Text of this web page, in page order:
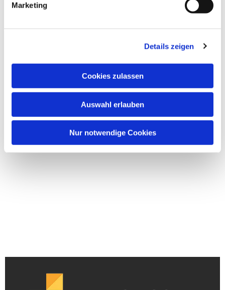
Marketing
Details zeigen
Cookies zulassen
Auswahl erlauben
Nur notwendige Cookies